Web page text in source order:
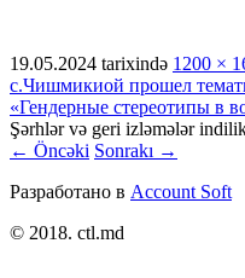
19.05.2024 tarixində 1200 ×
с.Чишмикиой прошел
«Гендерные стереотипы в
Şərhlər və geri izləmələr indilik
← Öncəki Sonrakı →
Разработано в Account Soft
© 2018. ctl.md